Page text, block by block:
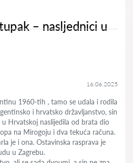
– nasljednici u
16.06.2025
1960-tih , tamo se udala i rodila
i hrvatsko državljanstvo, sin
u Hrvatskoj naslijedila od brata dio
na Mirogoju i dva tekuća računa.
je i ona. Ostavinska rasprava je
u Zagrebu.